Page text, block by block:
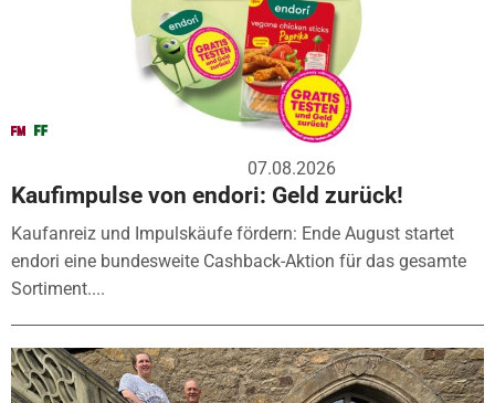
07.08.2026
Kaufimpulse von endori: Geld zurück!
Kaufanreiz und Impulskäufe fördern: Ende August startet
endori eine bundesweite Cashback-Aktion für das gesamte
Sortiment....